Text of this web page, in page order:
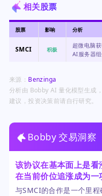
相关股票
股票 影响 分析
SMCI 积极
超微电脑
AI服务器
来源： Benzinga
分析由 Bobby AI 量化模型生成
建议，投资决策前请自行研究。
Bobby 交易洞察
该协议在基本面上是
在当前价位追涨成为一
与SMCI的合作是一个里